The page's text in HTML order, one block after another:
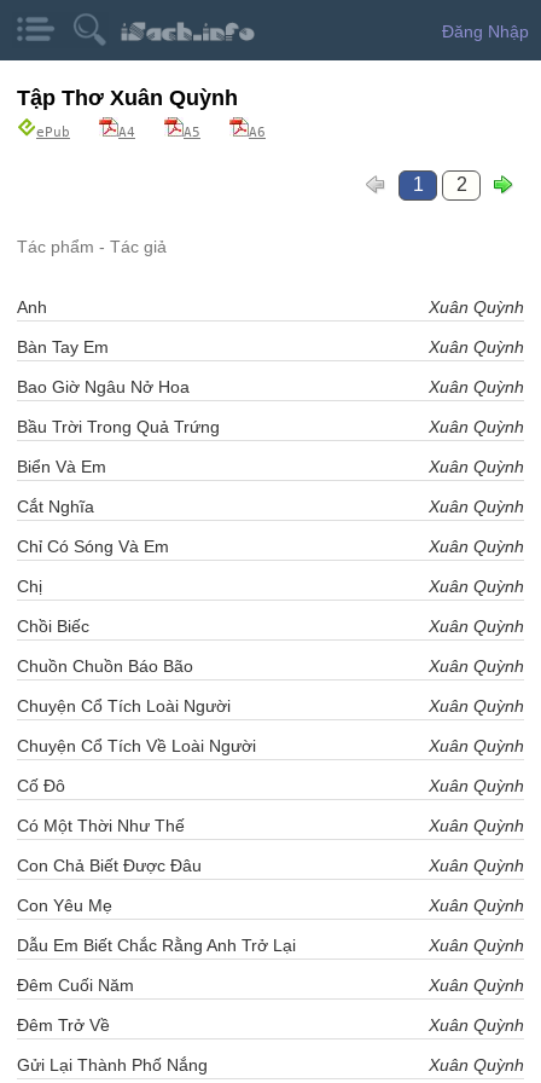
Đăng Nhập
Tập Thơ Xuân Quỳnh
ePub A4 A5 A6
1 2
Tác phẩm - Tác giả
Anh Xuân Quỳnh
Bàn Tay Em Xuân Quỳnh
Bao Giờ Ngâu Nở Hoa Xuân Quỳnh
Bầu Trời Trong Quả Trứng Xuân Quỳnh
Biển Và Em Xuân Quỳnh
Cắt Nghĩa Xuân Quỳnh
Chỉ Có Sóng Và Em Xuân Quỳnh
Chị Xuân Quỳnh
Chồi Biếc Xuân Quỳnh
Chuồn Chuồn Báo Bão Xuân Quỳnh
Chuyện Cổ Tích Loài Người Xuân Quỳnh
Chuyện Cổ Tích Về Loài Người Xuân Quỳnh
Cố Đô Xuân Quỳnh
Có Một Thời Như Thế Xuân Quỳnh
Con Chả Biết Được Đâu Xuân Quỳnh
Con Yêu Mẹ Xuân Quỳnh
Dẫu Em Biết Chắc Rằng Anh Trở Lại Xuân Quỳnh
Đêm Cuối Năm Xuân Quỳnh
Đêm Trở Về Xuân Quỳnh
Gửi Lại Thành Phố Nắng Xuân Quỳnh